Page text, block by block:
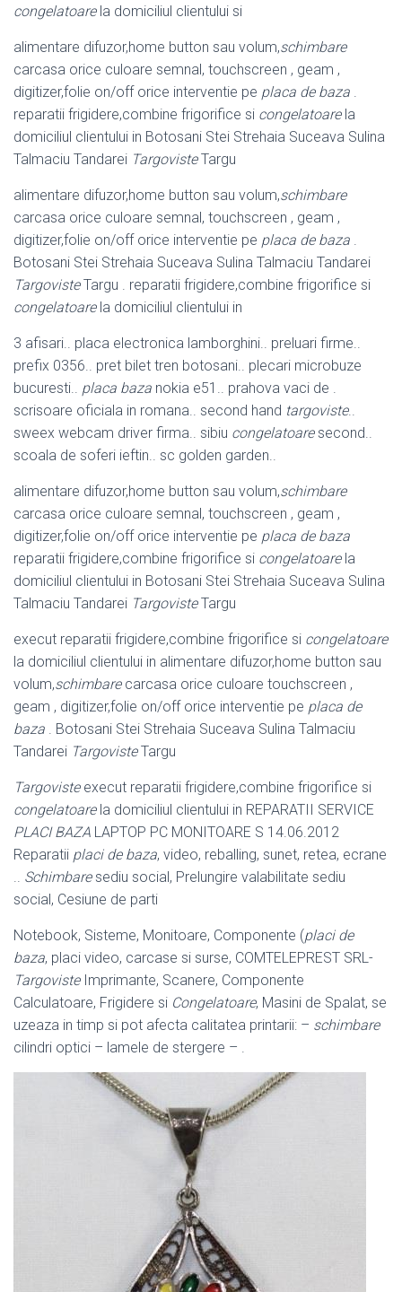
congelatoarela domiciliul clientului si
alimentare difuzor,home button sau volum,schimbare
carcasa orice culoare semnal, touchscreen , geam ,
digitizer,folie on/off orice interventie pe placa de baza .
reparatii frigidere,combine frigorifice si congelatoarela
domiciliul clientului in Botosani Stei Strehaia Suceava Sulina
Talmaciu Tandarei TargovisteTargu
alimentare difuzor,home button sau volum,schimbare
carcasa orice culoare semnal, touchscreen , geam ,
digitizer,folie on/off orice interventie pe placa de baza .
Botosani Stei Strehaia Suceava Sulina Talmaciu Tandarei
TargovisteTargu . reparatii frigidere,combine frigorifice si
congelatoarela domiciliul clientului in
3 afisari.. placa electronica lamborghini.. preluari firme..
prefix 0356.. pret bilet tren botosani.. plecari microbuze
bucuresti.. placa baza nokia e51.. prahova vaci de .
scrisoare oficiala in romana.. second hand targoviste..
sweex webcam driver firma.. sibiu congelatoaresecond..
scoala de soferi ieftin.. sc golden garden..
alimentare difuzor,home button sau volum,schimbare
carcasa orice culoare semnal, touchscreen , geam ,
digitizer,folie on/off orice interventie pe placa de baza
reparatii frigidere,combine frigorifice si congelatoarela
domiciliul clientului in Botosani Stei Strehaia Suceava Sulina
Talmaciu Tandarei TargovisteTargu
execut reparatii frigidere,combine frigorifice si congelatoare
la domiciliul clientului in alimentare difuzor,home button sau
volum,schimbarecarcasa orice culoare touchscreen ,
geam , digitizer,folie on/off orice interventie pe placa de
baza . Botosani Stei Strehaia Suceava Sulina Talmaciu
Tandarei TargovisteTargu
Targovisteexecut reparatii frigidere,combine frigorifice si
congelatoarela domiciliul clientului in REPARATII SERVICE
PLACI BAZA LAPTOP PC MONITOARE S 14.06.2012
Reparatii placi de baza, video, reballing, sunet, retea, ecrane
.. Schimbaresediu social, Prelungire valabilitate sediu
social, Cesiune de parti
Notebook, Sisteme, Monitoare, Componente (placi de
baza, placi video, carcase si surse, COMTELEPREST SRL-
TargovisteImprimante, Scanere, Componente
Calculatoare, Frigidere si Congelatoare, Masini de Spalat, se
uzeaza in timp si pot afecta calitatea printarii: – schimbare
cilindri optici – lamele de stergere – .